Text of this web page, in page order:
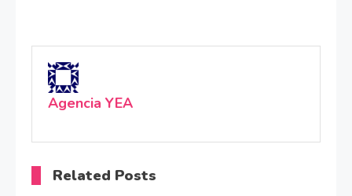
Agencia YEA
Related Posts